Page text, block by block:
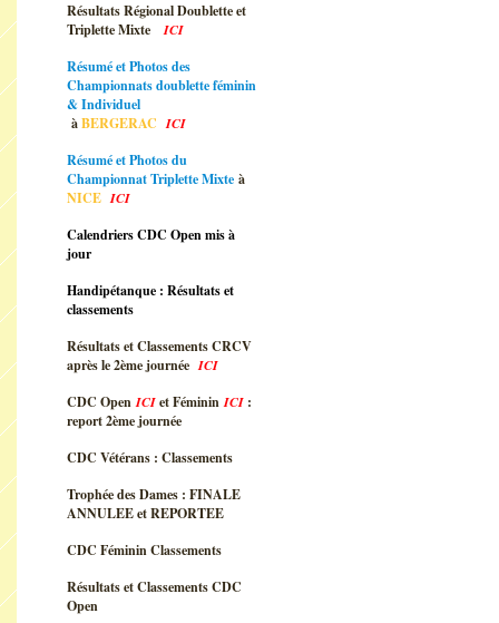
Résultats Régional Doublette et
Triplette Mixte
ICI
Résumé et Photos des
Championnats doublette féminin
& Individuel
àBERGERACICI
Résumé et Photos du
Championnat Triplette Mixte à
NICEICI
Calendriers CDC Open mis à
jour
Handipétanque : Résultats et
classements
Résultats et Classements CRCV
après le 2ème journée ICI
CDC OpenICIet FémininICI :
report 2ème journée
CDC Vétérans : Classements
Trophée des Dames : FINALE
ANNULEE et REPORTEE
CDC Féminin Classements
Résultats et Classements CDC
Open